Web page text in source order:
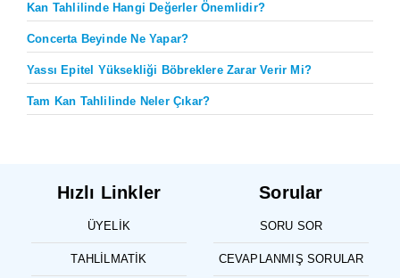
Kan Tahlilinde Hangi Değerler Önemlidir?
Concerta Beyinde Ne Yapar?
Yassı Epitel Yüksekliği Böbreklere Zarar Verir Mi?
Tam Kan Tahlilinde Neler Çıkar?
Hızlı Linkler
ÜYELIK
TAHLILMATIK
Sorular
SORU SOR
CEVAPLANMIŞ SORULAR